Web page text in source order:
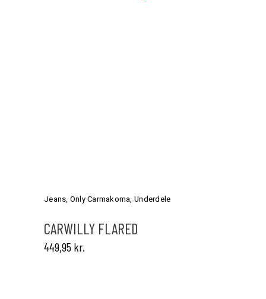
varianter.
Mulighederne
kan
Jeans, Only Carmakoma,Underdele
CARWILLY FLARED
449,95 kr.